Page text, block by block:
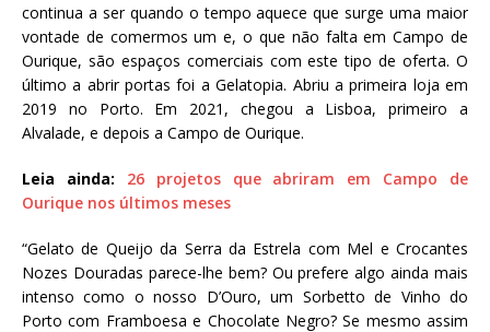
continua a ser quando o tempo aquece que surge uma maior
vontade de comermos um e, o que não falta em Campo de
Ourique, são espaços comerciais com este tipo de oferta. O
último a abrir portas foi a Gelatopia. Abriu a primeira loja em
2019 no Porto. Em 2021, chegou a Lisboa, primeiro a
Alvalade, e depois a Campo de Ourique.
Leia ainda: 26 projetos que abriram em Campo de
Ourique nos últimos meses
“Gelato de Queijo da Serra da Estrela com Mel e Crocantes
Nozes Douradas parece-lhe bem? Ou prefere algo ainda mais
intenso como o nosso D’Ouro, um Sorbetto de Vinho do
Porto com Framboesa e Chocolate Negro? Se mesmo assim